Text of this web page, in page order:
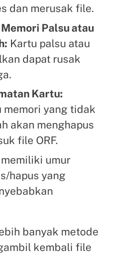
dan merusak file.
Palsu atau
Kartu palsu atau
dapat rusak
Kartu:
memori yang tidak
akan menghapus
file ORF.
umur
hapus yang
banyak metode
kembali file